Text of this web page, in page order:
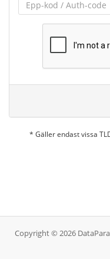
* Gäller endast vissa
Copyright © 2026